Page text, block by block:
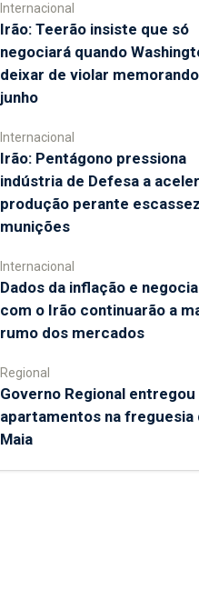
Internacional
Irão: Teerão insiste que só
negociará quando
deixar de violar
junho
Internacional
Irão: Pentágono pressiona
indústria de Defesa a
produção perante
munições
Internacional
Dados da inflação e
com o Irão continuarão a
rumo dos mercados
Regional
Governo Regional entregou
apartamentos na freguesia
Maia